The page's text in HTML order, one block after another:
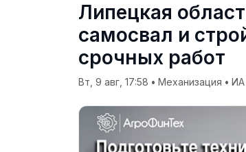
Липецкая
самосвал и
срочных работ
Вт, 9 авг, 17:58 • Механизация • ИА